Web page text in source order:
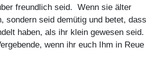
freundlich seid. Wenn sie älter
sondern seid demütig und betet, dass
haben, als ihr klein gewesen seid.
wenn ihr euch Ihm in Reue